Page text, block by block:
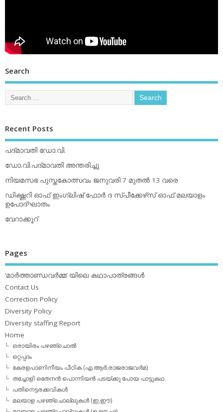
Search
Recent Posts
പദ്മാവതി ഡോ.വി.
ഡോ.വി.പദ്മാവതി അന്തരിച്ചു
നിയമസഭ പുസ്തകോത്സവം ജനുവരി 7 മുതല്‍ 13 വരെ
ഡിക്ഷ്ണറി ഓഫ് ഇംഗ്ലിഷ് ഫോര്‍ ദ സ്പീക്കേഴ്‌സ് ഓഫ് മലയാളം
ഉപോദ്ഘാതം
വേറാക്കൂറ്
Pages
‘മാര്‍ത്താണ്ഡവര്‍മ്മ’ യിലെ കഥാപാത്രങ്ങള്‍
Contact Us
Correction Policy
Diversity Policy
Diversity staffing Report
Home
ഒരായിരം പഴഞ്ചൊല്‍
ഒറ്റപ്പദം
കേരളപാണിനീയം പീഠിക (എ.ആര്‍.രാജരാജവര്‍മ)
തച്ചോളി ഒതേനൻ പൊന്നിയൻ പടയ്‌ക്കു പോയ പാട്ടുകഥ
പതിനെട്ടരക്കവികള്‍
മലയാള പഴഞ്ചൊല്ലുകള്‍ (ഇ,ഈ)